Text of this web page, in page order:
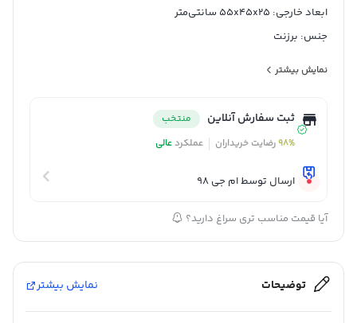
ابعاد خارجی: 55x45x25 سانتی‌متر
جنس: برزنت
حجم داخلی: 50 لیتر
محفظه‌ها: جیب بیرونی, دارای یک محفظه اصلی
نمایش بیشتر
ثبت سفارش آنلاین
منتخب
98%رضایت خریداران عملکردعالی
ارسال توسط ام جی 98
آیا قیمت مناسب تری سراغ دارید؟
توضیحات نمایش بیشتر